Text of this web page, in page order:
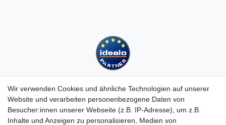
Kundenservice
Wir verwenden Cookies und ähnliche Technologien auf unserer
Website und verarbeiten personenbezogene Daten von
Besucher:innen unserer Webseite (z.B. IP-Adresse), um z.B.
Inhalte und Anzeigen zu personalisieren, Medien von